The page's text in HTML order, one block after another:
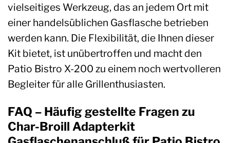
vielseitiges Werkzeug, das an jedem Ort mit
einer handelsüblichen Gasflasche betrieben
werden kann. Die Flexibilität, die Ihnen dieser
Kit bietet, ist unübertroffen und macht den
Patio Bistro X-200 zu einem noch wertvolleren
Begleiter für alle Grillenthusiasten.
FAQ – Häufig gestellte Fragen zu
Char-Broill Adapterkit